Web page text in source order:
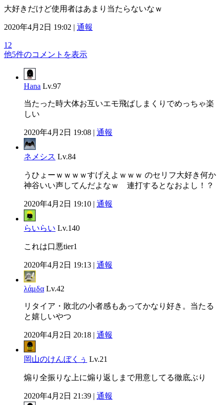
大好きだけど使用者はあまり当たらないなｗ
2020年4月2日 19:02 | 通報
12
他5件のコメントを表示
Hana Lv.97
当たった時大体お互いエモ飛ばしまくりでめっちゃ楽
しい
2020年4月2日 19:08 | 通報
ネメシス Lv.84
うひょーｗｗｗｗすげえよｗｗｗ のセリフ大好き何か
神谷いい声してんだよなｗ 連打するとなおよし！？
2020年4月2日 19:10 | 通報
らいらい Lv.140
これは口悪tier1
2020年4月2日 19:13 | 通報
λάμδα Lv.42
リタイア・敗北の小者感もあってかなり好き。当たる
と嬉しいやつ
2020年4月2日 20:18 | 通報
岡山のけんぼくぅ Lv.21
煽り全振りな上に煽り返しまで用意してる徹底ぶり
2020年4月2日 21:39 | 通報